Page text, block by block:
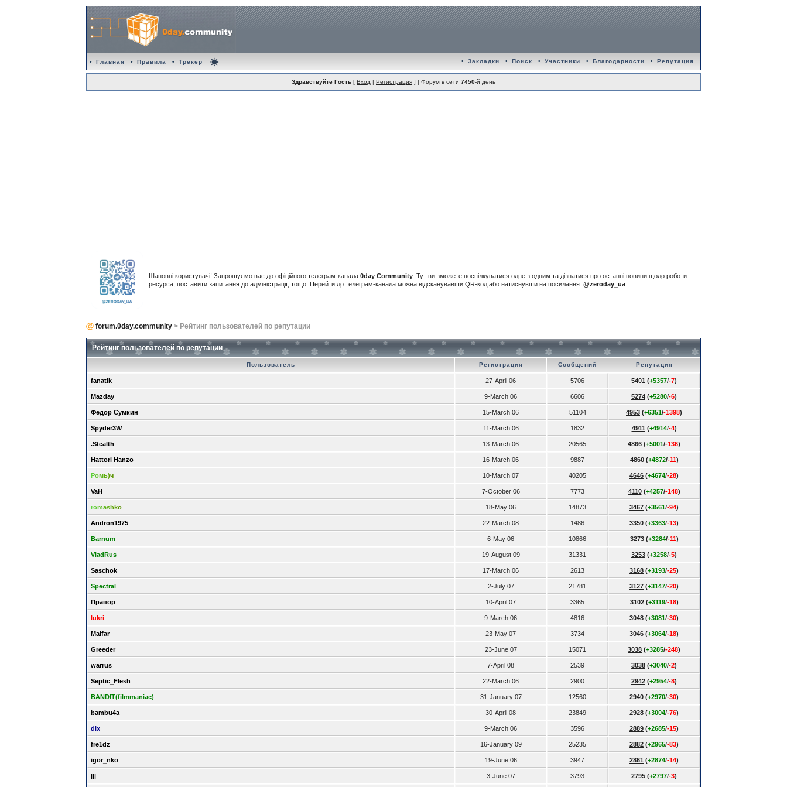
• Главная • Правила • Трекер • Закладки • Поиск • Участники • Благодарности • Репутация
Здравствуйте Гость [ Вход | Регистрация ] | Форум в сети 7450-й день
Шановні користувачі! Запрошуємо вас до офіційного телеграм-канала 0day Community . Тут ви зможете поспілкуватися одне з одним та дізнатися про останні новини щодо роботи
ресурса, поставити запитання до адміністрації, тощо. Перейти до телеграм-канала можна відсканувавши QR-код або натиснувши на посилання: @zeroday_ua
forum.0day.community > Рейтинг пользователей по репутации
Рейтинг пользователей по репутации
Пользователь Регистрация Сообщений Репутация
fanatik 27-April 06 5706 5401 (+5357/-7)
Mazday 9-March 06 6606 5274 (+5280/-6)
Федор Сумкин 15-March 06 51104 4953 (+6351/-1398)
Spyder3W 11-March 06 1832 4911 (+4914/-4)
.Stealth 13-March 06 20565 4866 (+5001/-136)
Hattori Hanzo 16-March 06 9887 4860(+4872/-11)
Ромь)ч 10-March 07 40205 4646 (+4674/-28)
VaH 7-October 06 7773 4110(+4257/-148)
romashko 18-May 06 14873 3467 (+3561/-94)
Andron1975 22-March 08 1486 3350 (+3363/-13)
Barnum 6-May 06 10866 3273(+3284/-11)
VladRus 19-August 09 31331 3253 (+3258/-5)
Saschok 17-March 06 2613 3168 (+3193/-25)
Spectral 2-July 07 21781 3127 (+3147/-20)
Прапор 10-April 07 3365 3102(+3119/-18)
lukri 9-March 06 4816 3048 (+3081/-30)
Malfar 23-May 07 3734 3046 (+3064/-18)
Greeder 23-June 07 15071 3038 (+3285/-248)
warrus 7-April 08 2539 3038 (+3040/-2)
Septic_Flesh 22-March 06 2900 2942 (+2954/-8)
BANDIT(filmmaniac) 31-January 07 12560 2940 (+2970/-30)
bambu4a 30-April 08 23849 2928 (+3004/-76)
dix 9-March 06 3596 2889 (+2685/-15)
fre1dz 16-January 09 25235 2882 (+2965/-83)
igor_nko 19-June 06 3947 2861 (+2874/-14)
3-June 07 3793 2795 (+2797/-3)